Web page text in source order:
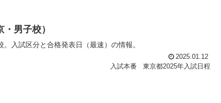
男子校）
入試区分と合格発表日（最速）の情報。
2025.01.12
入試本番
東京都2025年入試日程